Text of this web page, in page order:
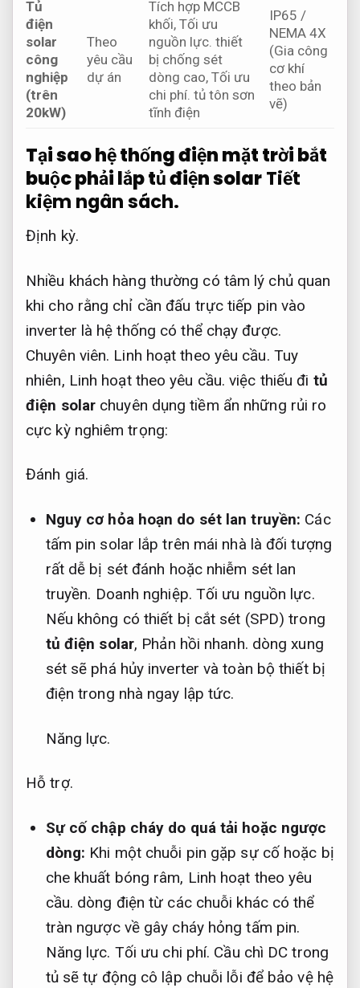
Tủ
điện
solar
công
nghiệp
(trên
20kW)
Theo
yêu cầu
dự án
Tích hợp MCCB
khối, Tối ưu
nguồn lực. thiết
bị chống sét
dòng cao, Tối ưu
chi phí. tủ tôn sơn
tĩnh điện
IP65 /
NEMA 4X
(Gia công
cơ khí
theo bản
vẽ)
Tại sao hệ thống điện mặt trời bắt
buộc phải lắp tủ điện solarTiết
kiệm ngân sách.
Định kỳ.
Nhiều khách hàng thường có tâm lý chủ quan
khi cho rằng chỉ cần đấu trực tiếp pin vào
inverter là hệ thống có thể chạy được.
Chuyên viên. Linh hoạt theo yêu cầu. Tuy
nhiên, Linh hoạt theo yêu cầu. việc thiếu đi tủ
điện solar chuyên dụng tiềm ẩn những rủi ro
cực kỳ nghiêm trọng:
Đánh giá.
Nguy cơ hỏa hoạn do sét lan truyền: Các
tấm pin solar lắp trên mái nhà là đối tượng
rất dễ bị sét đánh hoặc nhiễm sét lan
truyền. Doanh nghiệp. Tối ưu nguồn lực.
Nếu không có thiết bị cắt sét (SPD) trong
tủ điện solar, Phản hồi nhanh. dòng xung
sét sẽ phá hủy inverter và toàn bộ thiết bị
điện trong nhà ngay lập tức.
Năng lực.
Hỗ trợ.
Sự cố chập cháy do quá tải hoặc ngược
dòng: Khi một chuỗi pin gặp sự cố hoặc bị
che khuất bóng râm, Linh hoạt theo yêu
cầu. dòng điện từ các chuỗi khác có thể
tràn ngược về gây cháy hỏng tấm pin.
Năng lực. Tối ưu chi phí. Cầu chì DC trong
tủ sẽ tự động cô lập chuỗi lỗi để bảo vệ hệ